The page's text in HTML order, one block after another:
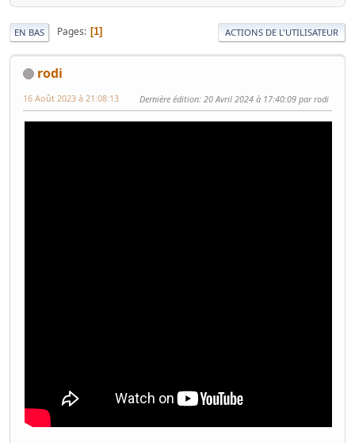
EN BAS Pages 1 ACTIONS DE L'UTILISATEUR
rodi
16 Août 2023 à 21:08:13 Dernière édition: 20 Avril 2024 à 17:40:09 par rodi